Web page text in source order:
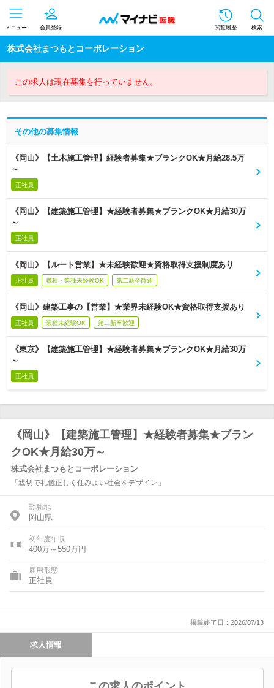
メニュー 会員登録 閲覧履歴 検索
株式会社まつもとコーポレーション
この求人は現在募集を行っていません。
その他の募集情報
《岡山》【土木施工管理】経験者募集★ブランクOK★月給28.5万
～
正社員
《岡山》【建築施工管理】★経験者募集★ブランクOK★月給30万
～
正社員
《岡山》【ルート営業】★未経験歓迎★資格取得支援制度あり
正社員 職種・業種未経験OK 第二新卒歓迎
《岡山》建築工事の【営業】★業界未経験OK★資格取得支援あり
正社員 業種未経験OK 第二新卒歓迎
《東京》【建築施工管理】★経験者募集★ブランクOK★月給30万
～
正社員
《岡山》【建築施工管理】★経験者募集★ブラン
クOK★月給30万～
株式会社まつもとコーポレーション
「親切で礼儀正しく住みよい社会をデザイン」
勤務地
岡山県
初年度年収
400万～550万円
雇用形態
正社員
掲載終了日：2026/07/13
求人情報